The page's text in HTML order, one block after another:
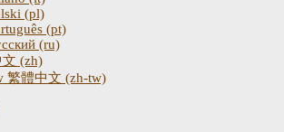
(pl)
(pt)
(ru)
文 (zh)
繁體中文 (zh-tw)